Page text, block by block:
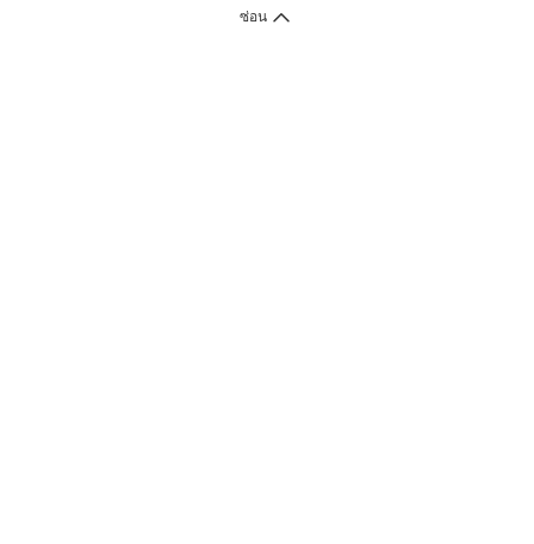
ซ่อน